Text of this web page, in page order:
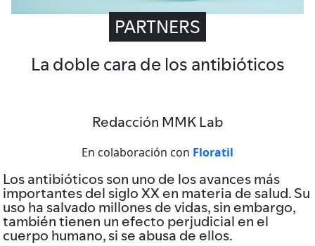
PARTNERS
La doble cara de los antibióticos
Redacción MMK Lab
En colaboración con Floratil
Los antibióticos son uno de los avances más
importantes del siglo XX en materia de salud. Su
uso ha salvado millones de vidas, sin embargo,
también tienen un efecto perjudicial en el
cuerpo humano, si se abusa de ellos.